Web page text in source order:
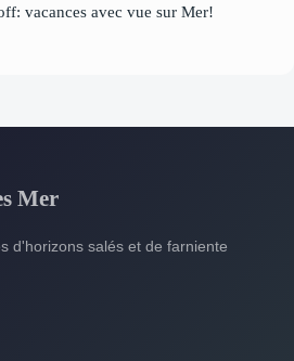
vacances avec vue sur Mer!
Mer
d'horizons salés et de farniente